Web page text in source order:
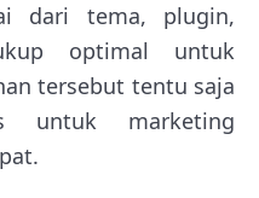
dari tema, plugin,
optimal untuk
tersebut tentu saja
untuk marketing